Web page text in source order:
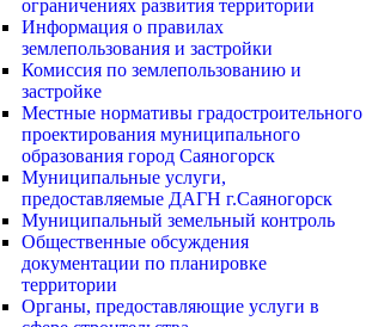
ограничениях развития территории
Информация о правилах
землепользования и застройки
Комиссия по землепользованию и
застройке
Местные нормативы градостроительного
проектирования муниципального
образования город Саяногорск
Муниципальные услуги,
предоставляемые ДАГН г.Саяногорск
Муниципальный земельный контроль
Общественные обсуждения
документации по планировке
территории
Органы, предоставляющие услуги в